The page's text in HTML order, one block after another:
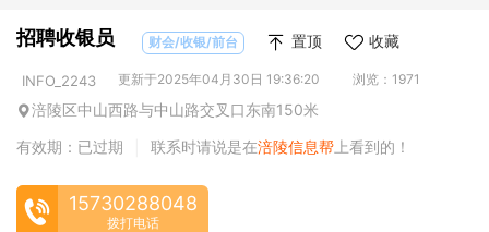
招聘收银员 财会/收银/前台 置顶 收藏
INFO_2243 更新于2025年04月30日 19:36:20 浏览：1971
涪陵区中山西路与中山路交叉口东南150米
有效期：已过期
联系时请说是在涪陵信息帮 上看到的！
15730288048
拨打电话